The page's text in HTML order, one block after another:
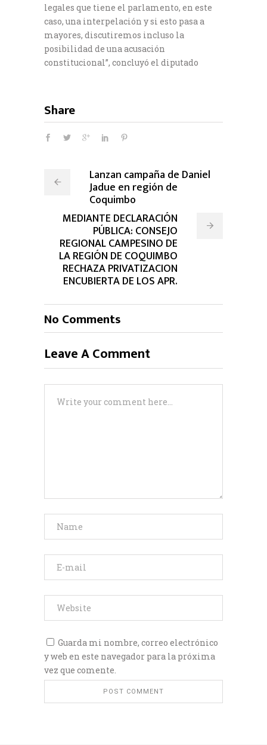
legales que tiene el parlamento, en este
caso, una interpelación y si esto pasa a
mayores, discutiremos incluso la
posibilidad de una acusación
constitucional”, concluyó el diputado
Share
Lanzan campaña de Daniel
Jadue en región de
Coquimbo
MEDIANTE DECLARACIÓN
PÚBLICA: CONSEJO
REGIONAL CAMPESINO DE
LA REGIÓN DE COQUIMBO
RECHAZA PRIVATIZACION
ENCUBIERTA DE LOS APR.
No Comments
Leave A Comment
Guarda mi nombre, correo electrónico
y web en este navegador para la próxima
vez que comente.